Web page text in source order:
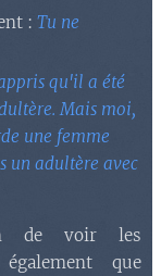
: Tu ne
qu'il a été
Mais moi,
une femme
un adultère avec
de voir les
que